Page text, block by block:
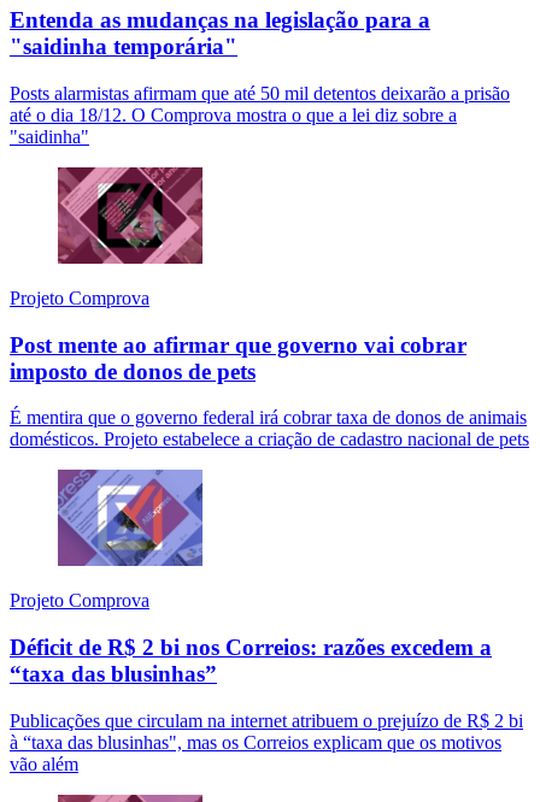
Entenda as mudanças na legislação para a
"saidinha temporária"
Posts alarmistas afirmam que até 50 mil detentos deixarão a prisão
até o dia 18/12. O Comprova mostra o que a lei diz sobre a
"saidinha"
Projeto Comprova
Post mente ao afirmar que governo vai cobrar
imposto de donos de pets
É mentira que o governo federal irá cobrar taxa de donos de animais
domésticos. Projeto estabelece a criação de cadastro nacional de pets
Projeto Comprova
Déficit de R$ 2 bi nos Correios: razões excedem a
“taxa das blusinhas”
Publicações que circulam na internet atribuem o prejuízo de R$ 2 bi
à “taxa das blusinhas", mas os Correios explicam que os motivos
vão além